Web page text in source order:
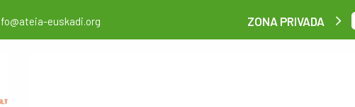
euskadi.org ZONA PRIVADA